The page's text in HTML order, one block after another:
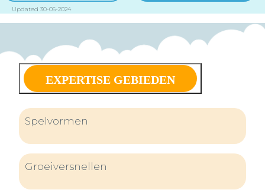
Updated 30-05-2024
EXPERTISE GEBIEDEN
Spelvormen
Groeiversnellen